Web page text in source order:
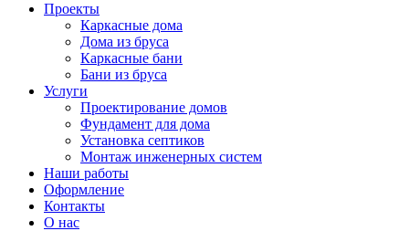
Проекты
Каркасные дома
Дома из бруса
Каркасные бани
Бани из бруса
Услуги
Проектирование домов
Фундамент для дома
Установка септиков
Монтаж инженерных систем
Наши работы
Оформление
Контакты
О нас